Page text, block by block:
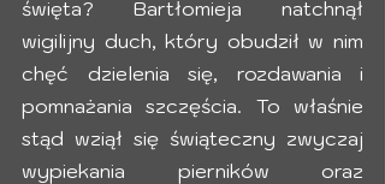
święta? Bartłomieja natchnął
wigilijny duch, który obudził w nim
chęć dzielenia się, rozdawania i
pomnażania szczęścia. To właśnie
stąd wziął się świąteczny zwyczaj
wypiekania pierników oraz